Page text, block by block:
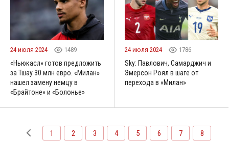
24 июля 2024 1489
«Ньюкасл» готов предложить
за Тшау 30 млн евро. «Милан»
нашел замену немцу в
«Брайтоне» и «Болонье»
24 июля 2024 1786
Sky: Павлович, Самарджич и
Эмерсон Роял в шаге от
перехода в «Милан»
1 2 3 4 5 6 7 8